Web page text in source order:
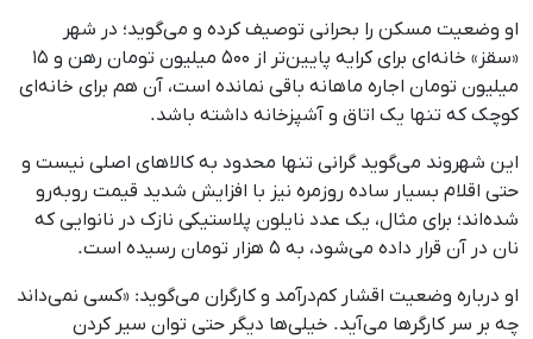
او وضعیت مسکن را بحرانی توصیف کرده و می‌گوید؛ در شهر
«سقز» خانه‌ای برای کرایه پایین‌تر از ۵۰۰ میلیون تومان رهن و ۱۵
میلیون تومان اجاره ماهانه باقی نمانده است، آن هم برای خانه‌ای
کوچک که تنها یک اتاق و آشپزخانه داشته باشد.
این شهروند می‌گوید گرانی تنها محدود به کالاهای اصلی نیست و
حتی اقلام بسیار ساده روزمره نیز با افزایش شدید قیمت روبه‌رو
شده‌اند؛ برای مثال، یک عدد نایلون پلاستیکی نازک در نانوایی که
نان در آن قرار داده می‌شود، به ۵ هزار تومان رسیده است.
او درباره وضعیت اقشار کم‌درآمد و کارگران می‌گوید: «کسی نمی‌داند
چه بر سر کارگرها می‌آید. خیلی‌ها دیگر حتی توان سیر کردن